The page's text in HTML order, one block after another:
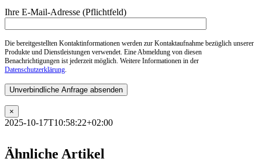
Ihre E-Mail-Adresse (Pflichtfeld)
Die bereitgestellten Kontaktinformationen werden zur Kontaktaufnahme bezüglich unserer
Produkte und Dienstleistungen verwendet. Eine Abmeldung von diesen
Benachrichtigungen ist jederzeit möglich. Weitere Informationen in der
Datenschutzerklärung
×
2025-10-17T10:58:22+02:00
Ähnliche Artikel